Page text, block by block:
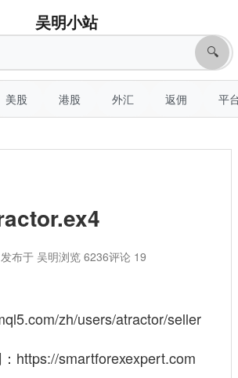
吴明小站
🔍
美股 港股 外汇 返佣 平
发布于 吴明浏览 6236评论 19
zh/users/atractor/seller
https://smartforexexpert.com